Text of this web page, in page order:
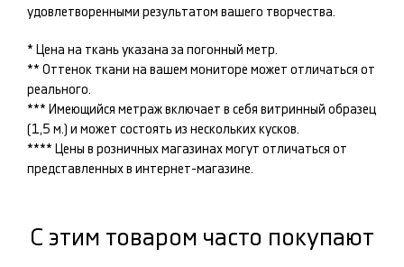
удовлетворенными результатом вашего творчества.
* Цена на ткань указана за погонный метр.
** Оттенок ткани на вашем мониторе может отличаться от
реального.
*** Имеющийся метраж включает в себя витринный образец
(1,5 м.) и может состоять из нескольких кусков.
**** Цены в розничных магазинах могут отличаться от
представленных в интернет-магазине.
С этим товаром часто покупают